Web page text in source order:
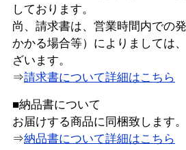
しております。
尚、請求書は、営業時間内での
かかる場合等）によりましては
ざいます。
⇒請求書について詳細はこちら
■納品書について
お届けする商品に同梱致します。
⇒納品書について詳細はこちら